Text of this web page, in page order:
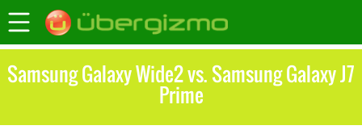
Samsung Galaxy Wide2 vs. Samsung Galaxy J7
Prime